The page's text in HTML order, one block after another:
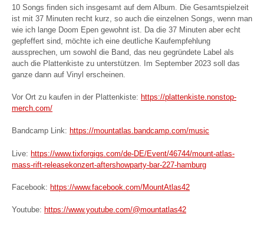
10 Songs finden sich insgesamt auf dem Album. Die Gesamtspielzeit
ist mit 37 Minuten recht kurz, so auch die einzelnen Songs, wenn man
wie ich lange Doom Epen gewohnt ist. Da die 37 Minuten aber echt
gepfeffert sind, möchte ich eine deutliche Kaufempfehlung
aussprechen, um sowohl die Band, das neu gegründete Label als
auch die Plattenkiste zu unterstützen. Im September 2023 soll das
ganze dann auf Vinyl erscheinen.
Vor Ort zu kaufen in der Plattenkiste: https://plattenkiste.nonstop-
merch.com/
Bandcamp Link: https://mountatlas.bandcamp.com/music
Live: https://www.tixforgigs.com/de-DE/Event/46744/mount-atlas-
mass-rift-releasekonzert-aftershowparty-bar-227-hamburg
Facebook: https://www.facebook.com/MountAtlas42
Youtube: https://www.youtube.com/@mountatlas42